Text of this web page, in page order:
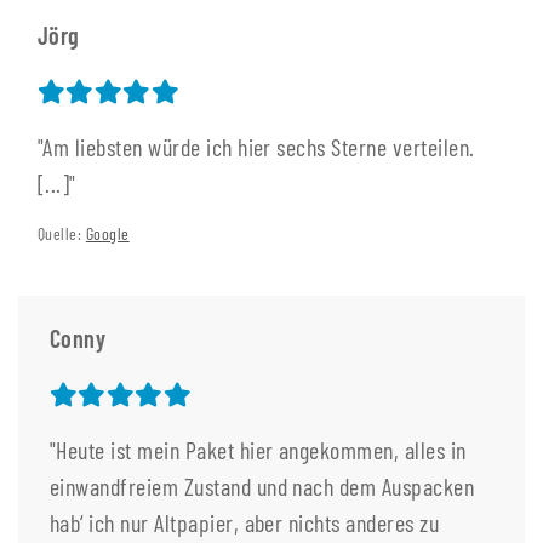
Jörg
"Am liebsten würde ich hier sechs Sterne verteilen.
[...]"
Quelle: Google
Conny
"Heute ist mein Paket hier angekommen, alles in
einwandfreiem Zustand und nach dem Auspacken
hab‘ ich nur Altpapier, aber nichts anderes zu